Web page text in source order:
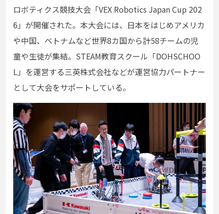
ロボティクス競技大会「VEX Robotics Japan Cup 202
6」が開催された。本大会には、日本をはじめアメリカ
や中国、ベトナムなど世界8カ国から計58チームの児
童や生徒が集結。STEAM教育スクール「DOHSCHOO
L」を運営する三英株式会社などが運営協力パートナー
として大会をサポートしている。